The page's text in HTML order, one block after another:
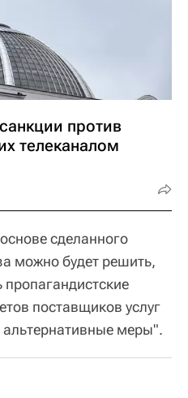
против
телеканалом
сделанного
можно будет решить,
поставщиков услуг
альтернативные меры".